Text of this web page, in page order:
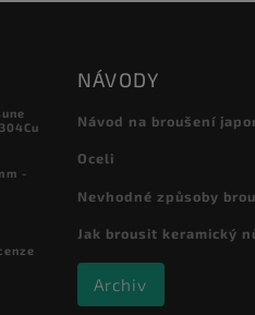
-
NÁVODY
Návod na broušení
Oceli
Nevhodné způsoby
Jak brousit keramický
Archiv